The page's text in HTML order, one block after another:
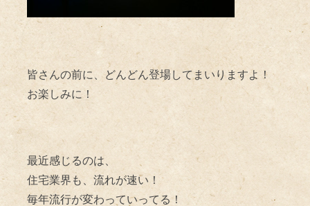
皆さんの前に、どんどん登場してまいりますよ！
お楽しみに！
最近感じるのは、
住宅業界も、流れが速い！
毎年流行が変わっていってる！